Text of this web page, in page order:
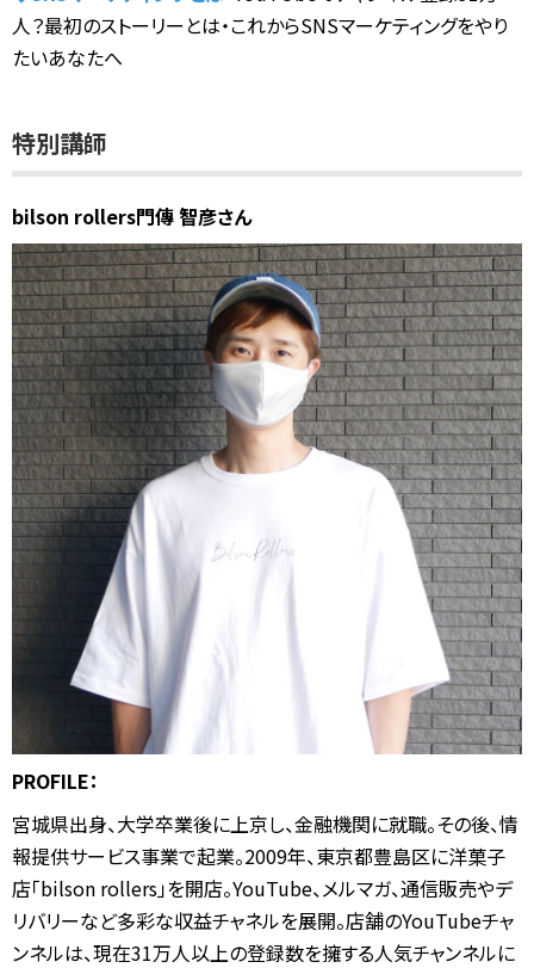
人？最初のストーリーとは・これからSNSマーケティングをやり
たいあなたへ
特別講師
bilson rollers門傳 智彦さん
PROFILE：
宮城県出身、大学卒業後に上京し、金融機関に就職。その後、情
報提供サービス事業で起業。2009年、東京都豊島区に洋菓子
店「bilson rollers」を開店。YouTube、メルマガ、通信販売やデ
リバリーなど多彩な収益チャネルを展開。店舗のYouTubeチャ
ンネルは、現在31万人以上の登録数を擁する人気チャンネルに